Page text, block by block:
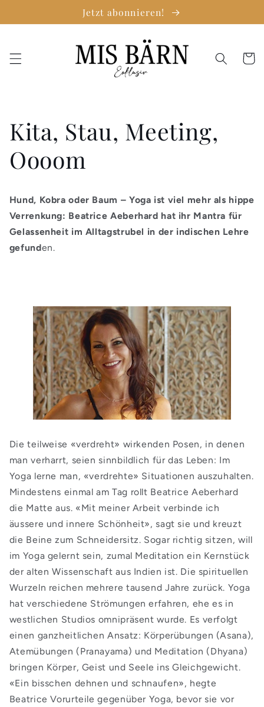
Inhalt
Jetzt abonnieren!
Kita, Stau, Meeting,
Oooom
Hund, Kobra oder Baum – Yoga ist viel mehr als hippe
Verrenkung: Beatrice Aeberhard hat ihr Mantra für
Gelassenheit im Alltagstrubel in der indischen Lehre
gefunden.
Die teilweise «verdreht» wirkenden Posen, in denen
man verharrt, seien sinnbildlich für das Leben: Im
Yoga lerne man, «verdrehte» Situationen auszuhalten.
Mindestens einmal am Tag rollt Beatrice Aeberhard
die Matte aus. «Mit meiner Arbeit verbinde ich
äussere und innere Schönheit», sagt sie und kreuzt
die Beine zum Schneidersitz. Sogar richtig sitzen, will
im Yoga gelernt sein, zumal Meditation ein Kernstück
der alten Wissenschaft aus Indien ist. Die spirituellen
Wurzeln reichen mehrere tausend Jahre zurück. Yoga
hat verschiedene Strömungen erfahren, ehe es in
westlichen Studios omnipräsent wurde. Es verfolgt
einen ganzheitlichen Ansatz: Körperübungen (Asana),
Atemübungen (Pranayama) und Meditation (Dhyana)
bringen Körper, Geist und Seele ins Gleichgewicht.
«Ein bisschen dehnen und schnaufen», hegte
Beatrice Vorurteile gegenüber Yoga, bevor sie vor